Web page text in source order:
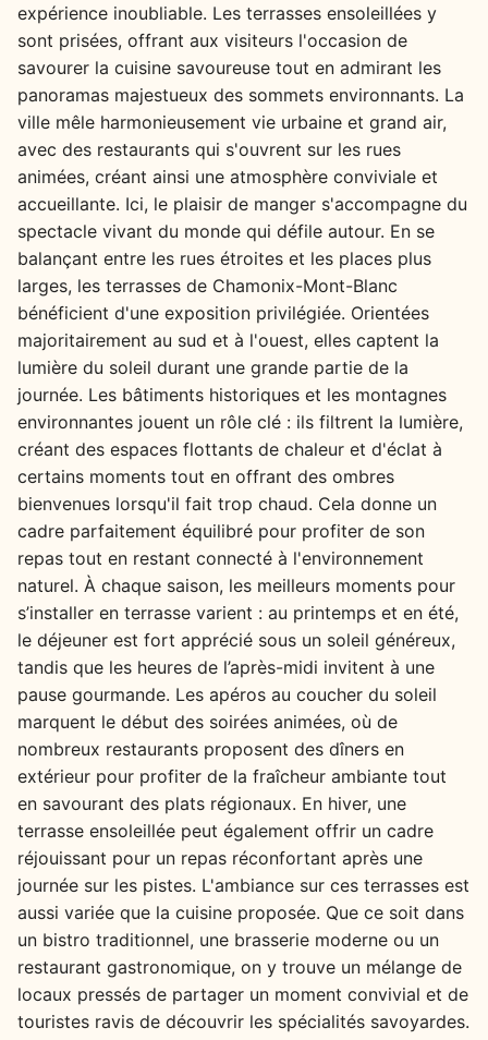
expérience inoubliable. Les terrasses ensoleillées y
sont prisées, offrant aux visiteurs l'occasion de
savourer la cuisine savoureuse tout en admirant les
panoramas majestueux des sommets environnants. La
ville mêle harmonieusement vie urbaine et grand air,
avec des restaurants qui s'ouvrent sur les rues
animées, créant ainsi une atmosphère conviviale et
accueillante. Ici, le plaisir de manger s'accompagne du
spectacle vivant du monde qui défile autour. En se
balançant entre les rues étroites et les places plus
larges, les terrasses de Chamonix-Mont-Blanc
bénéficient d'une exposition privilégiée. Orientées
majoritairement au sud et à l'ouest, elles captent la
lumière du soleil durant une grande partie de la
journée. Les bâtiments historiques et les montagnes
environnantes jouent un rôle clé : ils filtrent la lumière,
créant des espaces flottants de chaleur et d'éclat à
certains moments tout en offrant des ombres
bienvenues lorsqu'il fait trop chaud. Cela donne un
cadre parfaitement équilibré pour profiter de son
repas tout en restant connecté à l'environnement
naturel. À chaque saison, les meilleurs moments pour
s’installer en terrasse varient : au printemps et en été,
le déjeuner est fort apprécié sous un soleil généreux,
tandis que les heures de l’après-midi invitent à une
pause gourmande. Les apéros au coucher du soleil
marquent le début des soirées animées, où de
nombreux restaurants proposent des dîners en
extérieur pour profiter de la fraîcheur ambiante tout
en savourant des plats régionaux. En hiver, une
terrasse ensoleillée peut également offrir un cadre
réjouissant pour un repas réconfortant après une
journée sur les pistes. L'ambiance sur ces terrasses est
aussi variée que la cuisine proposée. Que ce soit dans
un bistro traditionnel, une brasserie moderne ou un
restaurant gastronomique, on y trouve un mélange de
locaux pressés de partager un moment convivial et de
touristes ravis de découvrir les spécialités savoyardes.